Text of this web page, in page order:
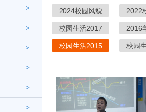
>
>
>
>
>
>
2024校园风貌 2022
校园生活2017 2016
校园生活2015 校园